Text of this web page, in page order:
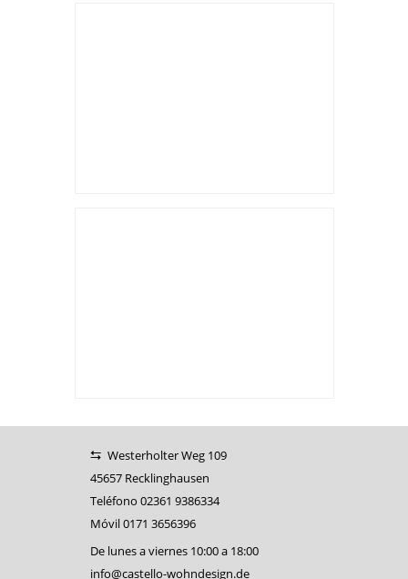
Adressinfos, ÖffnungszeitenWesterholter Weg 109
45657 Recklinghausen
Teléfono 02361 9386334
Móvil0171 3656396
De lunes a viernes 10:00 a 18:00
info@castello-wohndesign.de